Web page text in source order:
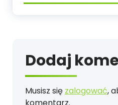
Dodaj
Musisz się zalogować,